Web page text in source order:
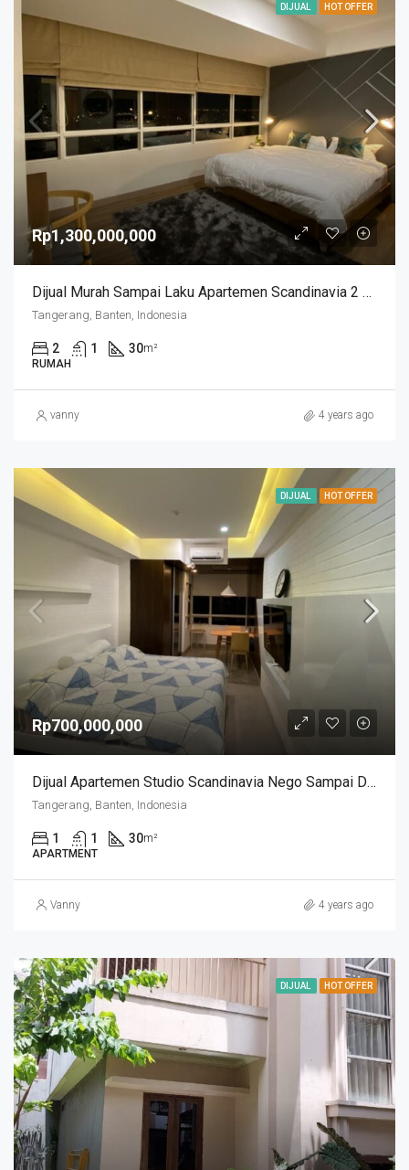
DIJUAL HOT OFFER
Rp1,300,000,000
Dijual Murah Sampai Laku Apartemen Scandinavia 2 Bedroom
Tangerang, Banten, Indonesia
2 1 30m²
RUMAH
vanny 4 years ago
DIJUAL HOT OFFER
Rp700,000,000
Dijual Apartemen Studio Scandinavia Nego Sampai Deal
Tangerang, Banten, Indonesia
1 1 30m²
APARTMENT
Vanny 4 years ago
DIJUAL HOT OFFER